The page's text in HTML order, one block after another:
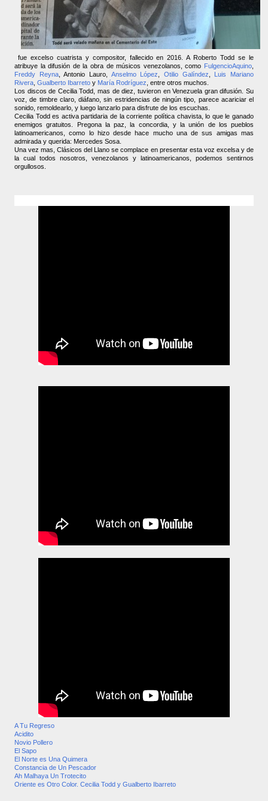
fue excelso cuatrista y compositor, fallecido en 2016. A Roberto Todd se le
atribuye la difusión de la obra de músicos venezolanos, como FulgencioAquino
Freddy Reyna, Antonio Lauro, Anselmo López ,Otilio Galíndez
Luis Mariano
Rivera Gualberto Ibarreto y María Rodríguez , entre otros muchos.
Los discos de Cecilia Todd, mas de diez, tuvieron en Venezuela gran difusión. Su
voz, de timbre claro, diáfano, sin estridencias de ningún tipo, parece acariciar el
sonido, remoldearlo, y luego lanzarlo para disfrute de los escuchas.
Cecilia Todd es activa partidaria de la corriente política chavista, lo que le ganado
enemigos gratuitos. Pregona la paz, la concordia, y la unión de los pueblos
latinoamericanos, como lo hizo desde hace mucho una de sus amigas mas
admirada y querida: Mercedes Sosa.
Una vez mas, Clásicos del Llano se complace en presentar esta voz excelsa y de
la cual todos nosotros, venezolanos y latinoamericanos, podemos sentirnos
orgullosos.
A Tu Regreso
Acidito
Novio Pollero
El Sapo
El Norte es Una Quimera
Constancia de Un Pescador
Ah Malhaya Un Trotecito
Oriente es Otro Color. Cecilia Todd y Gualberto Ibarreto